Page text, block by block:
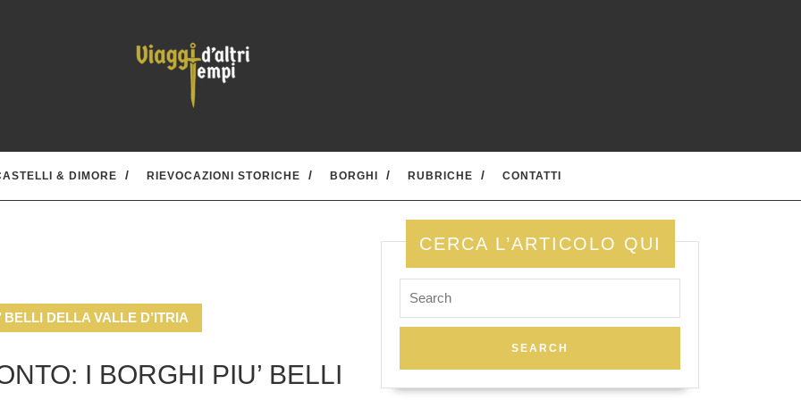
& DIMORE RIEVOCAZIONI STORICHE BORGHI RUBRICHE CONTATTI
DELLA VALLE D’ITRIA
I BORGHI PIU’ BELLI
CERCA L’ARTICOLO QUI
for: